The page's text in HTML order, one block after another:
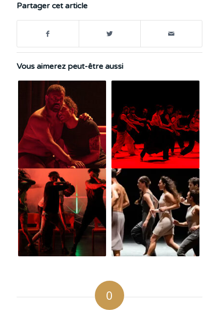
Partager cet article
Vous aimerez peut-être aussi
0